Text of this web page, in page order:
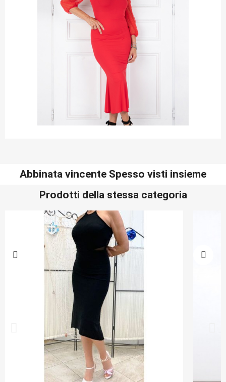
Abbinata vincente Spesso visti insieme
Prodotti della stessa categoria